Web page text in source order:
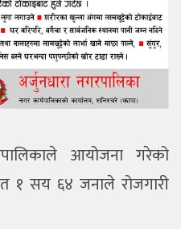
आयोजना गरेको
१ सय ६४ जनाले रोजगारी